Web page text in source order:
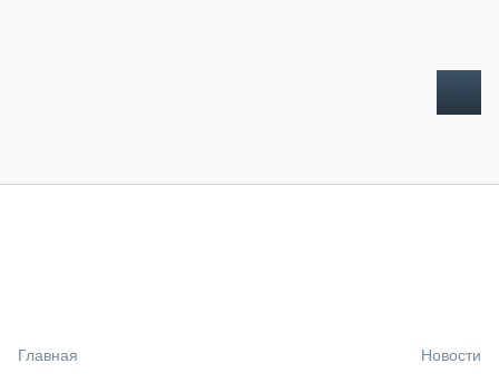
Главная Новости